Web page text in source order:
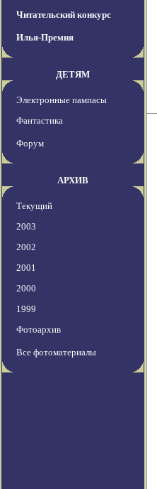
Читательский конкурс
Илья-Премия
ДЕТЯМ
Электронные пампасы
Фантастика
Форум
АРХИВ
Текущий
2003
2002
2001
2000
1999
Фотоархив
Все фотоматериалы